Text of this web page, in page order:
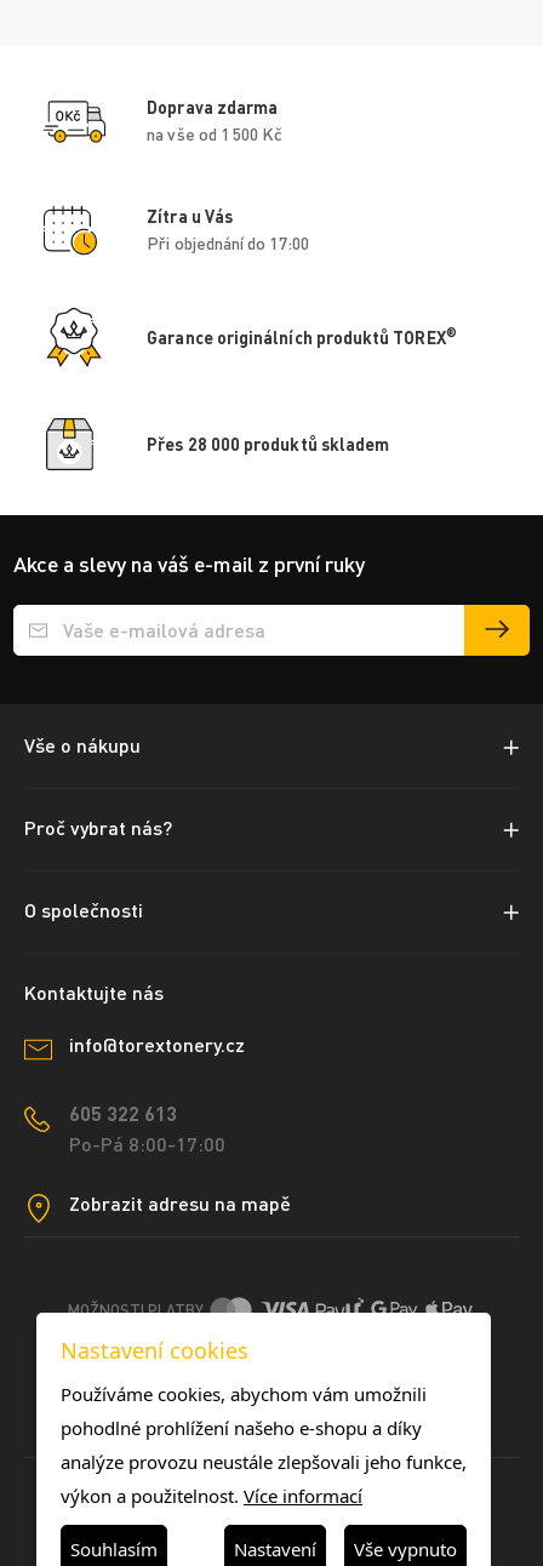
Doprava zdarma
na vše od 1 500 Kč
Zítra u Vás
Při objednání do 17:00
Garance originálních produktů TOREX®
Přes 28 000 produktů skladem
Akce a slevy na váš e-mail z první ruky
Přihlášení e-mailu k odběru
Vše o nákupu
Proč vybrat nás?
O společnosti
Kontaktujte nás
info@torextonery.cz
605 322 613
Po-Pá 8:00-17:00
Zobrazit adresu na mapě
MOŽNOSTI PLATBY
DOPRAVNÍ METODY
Nastavení cookies
Používáme cookies, abychom vám umožnili
pohodlné prohlížení našeho e-shopu a díky
analýze provozu neustále zlepšovali jeho funkce,
výkon a použitelnost. Více informací
Souhlasím Nastavení Vše vypnuto